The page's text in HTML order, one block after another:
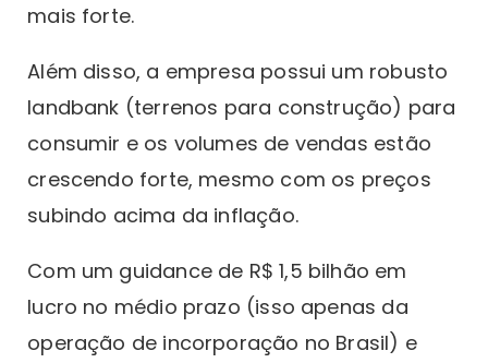
mais forte.
Além disso, a empresa possui um robusto
landbank (terrenos para construção) para
consumir e os volumes de vendas estão
crescendo forte, mesmo com os preços
subindo acima da inflação.
Com um guidance de R$ 1,5 bilhão em
lucro no médio prazo (isso apenas da
operação de incorporação no Brasil) e